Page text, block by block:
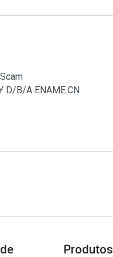
D/B/A ENAME.CN
Produtos